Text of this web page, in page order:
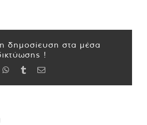
δημοσίευση στα μέσα
!
WhatsApp
TumblrEmail